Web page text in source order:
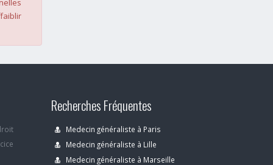
Recherches Fréquentes
Medecin généraliste à Paris
Medecin généraliste à Lille
Medecin généraliste à Marseille